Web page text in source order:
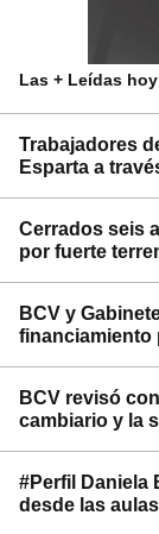
Las + Leídas hoy
Trabajadores
Esparta a
Cerrados seis
por fuerte
BCV y
financiamiento
BCV revisó
cambiario y la
#Perfil Daniela
desde las